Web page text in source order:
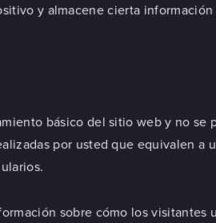
y almacene cierta
básico del sitio web y no
por usted que equivalen
sobre cómo los visitantes